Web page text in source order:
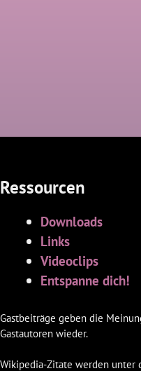
Ressourcen
Downloads
Links
Videoclips
Entspanne dich!
Gastbeiträge geben die
Gastautoren wieder.
Wikipedia-Zitate werden unter